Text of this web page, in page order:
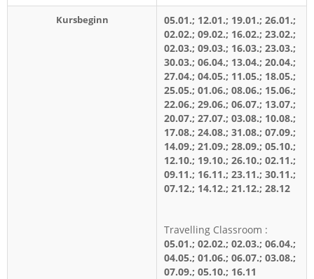
Kursbeginn
05.01.; 12.01.; 19.01.; 26.01.;
02.02.; 09.02.; 16.02.; 23.02.;
02.03.; 09.03.; 16.03.; 23.03.;
30.03.; 06.04.; 13.04.; 20.04.;
27.04.; 04.05.; 11.05.; 18.05.;
25.05.; 01.06.; 08.06.; 15.06.;
22.06.; 29.06.; 06.07.; 13.07.;
20.07.; 27.07.; 03.08.; 10.08.;
17.08.; 24.08.; 31.08.; 07.09.;
14.09.; 21.09.; 28.09.; 05.10.;
12.10.; 19.10.; 26.10.; 02.11.;
09.11.; 16.11.; 23.11.; 30.11.;
07.12.; 14.12.; 21.12.; 28.12
Travelling Classroom :
05.01.; 02.02.; 02.03.; 06.04.;
04.05.; 01.06.; 06.07.; 03.08.;
07.09.; 05.10.; 16.11